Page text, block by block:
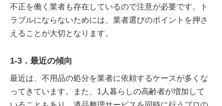
不正を働く業者も存在しているので注意が必要です。ト
ラブルにならないためには、業者選びのポイントを押さ
えることが大切となります。
1-3．最近の傾向
最近は、不用品の処分を業者に依頼するケースが多くな
ってきています。また、1人暮らしの高齢者が増加して